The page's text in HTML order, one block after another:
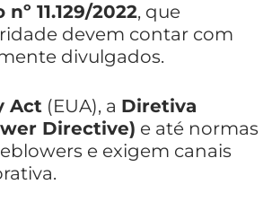
11.129/2022, que
devem contar com
divulgados.
Act (EUA), a Diretiva
Directive) e até normas
e exigem canais